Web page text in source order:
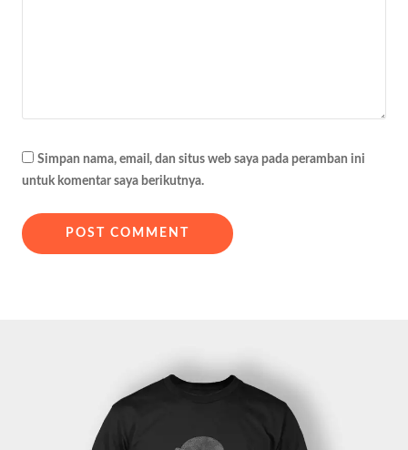
Simpan nama, email, dan situs web saya pada peramban ini
untuk komentar saya berikutnya.